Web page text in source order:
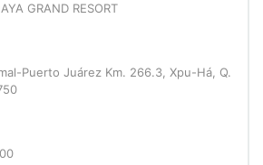
GRAND RESORT
Puerto Juárez Km. 266.3, Xpu-Há, Q.